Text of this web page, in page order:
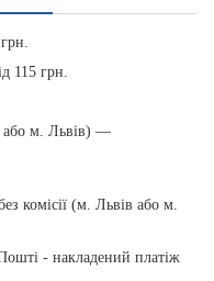
115 грн.
або м. Львів) —
комісії (м. Львів або м.
- накладений платіж